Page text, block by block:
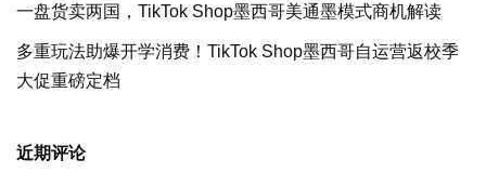
一盘货卖两国，TikTok Shop墨西哥美通墨模式商机解读
多重玩法助爆开学消费！TikTok Shop墨西哥自运营返校季
大促重磅定档
近期评论